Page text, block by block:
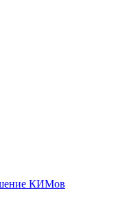
КИМов